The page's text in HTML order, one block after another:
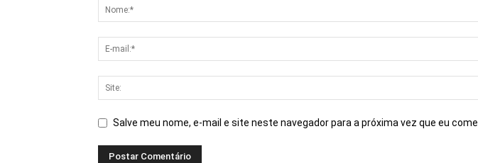
Salve meu nome, e-mail e site neste navegador para a próxima vez que eu